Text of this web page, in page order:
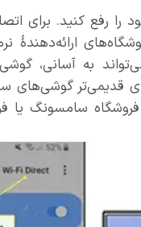
را رفع کنید. برای
ارائه‌دهندهٔ
به آسانی،
قدیمی‌تر گوشی‌های
سامسونگ یا